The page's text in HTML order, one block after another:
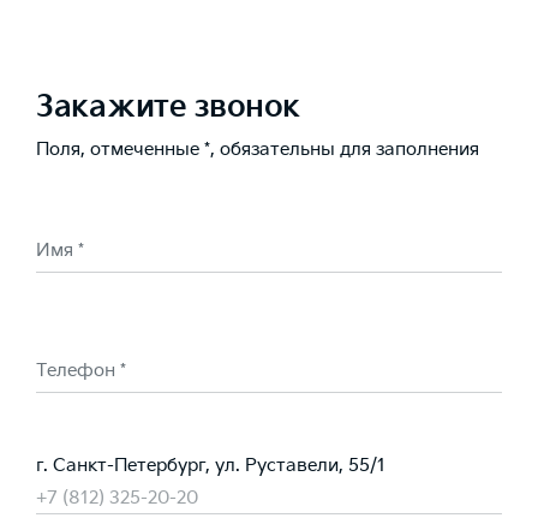
Закажите звонок
Поля, отмеченные *, обязательны для заполнения
Имя *
Телефон *
г. Санкт-Петербург, ул. Руставели, 55/1
+7 (812) 325-20-20